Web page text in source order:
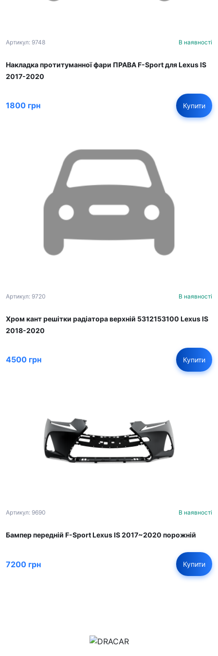
Артикул: 9748 В наявності
Накладка протитуманної фари ПРАВА F-Sport для Lexus IS
2017-2020
1800 грн Купити
Артикул: 9720 В наявності
Хром кант решітки радіатора верхній 5312153100 Lexus IS
2018-2020
4500 грн Купити
Артикул: 9690 В наявності
Бампер передній F-Sport Lexus IS 2017~2020 порожній
7200 грн Купити